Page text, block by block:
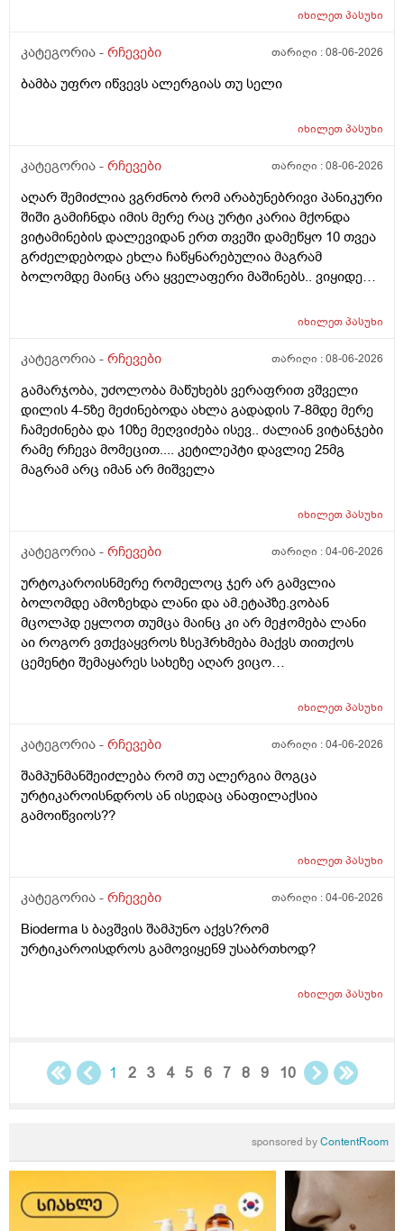
იხილეთპასუხი
კატეგორია - რჩევები თარიღი :08-06-2026
ბამბა უფრო იწვევს ალერგიას თუ სელი
იხილეთპასუხი
კატეგორია - რჩევები თარიღი :08-06-2026
აღარ შემიძლია ვგრძნობ რომ არაბუნებრივი პანიკური
შიში გამიჩნდა იმის მერე რაც ურტი კარია მქონდა
ვიტამინების დალევიდან ერთ თვეში დამეწყო 10 თვეა
გრძელდებოდა ეხლა ჩაწყნარებულია მაგრამ
ბოლომდე მაინც არა ყველაფერი მაშინებს.. ვიყიდე
არა.მაშონ ანაფილაქსია ხომ არ მექმება?
ცუდათ ვხდებინშოშოსგან მარტო მაშინებს ეს
ონტელექტოც ანაფილაქსიას ახსენებს სულ დამამე
როზა
იხილეთპასუხი
კატეგორია - რჩევები თარიღი :08-06-2026
გამარჯობა, უძოლობა მაწუხებს ვერაფრით ვშველი
დილის 4-5ზე მეძინებოდა ახლა გადადის 7-8მდე მერე
ჩამეძინება და 10ზე მეღვიძება ისევ.. ძალიან ვიტანჯები
რამე რჩევა მომეცით.... კეტილეპტი დავლიე 25მგ
მაგრამ არც იმან არ მიშველა
იხილეთპასუხი
კატეგორია - რჩევები თარიღი :04-06-2026
ურტოკაროისნმერე რომელოც ჯერ არ გამვლია
ბოლომდე ამოზეხდა ლანი და ამ.ეტაპზე.ვობან
მცოლპდ ეყლოთ თუმცა მაინც კი არ მეჭომება ლანი
აი როგორ ვთქვაყვროს ზსეჰრხმება მაქვს თითქოს
ცემენტი შემაყარეს სახეზე აღარ ვიცო
წვალებაშო..სულ ბავშობიდან დღემდე ალისა საპონს
2036წელს.ვეღარ ბხმღობ.მცპლპდნეყალოც კი ესეთ
დამატენოანებელო ვერ მშველოს.პოროს დაბანოს
მერე 4ჯერ ვისმევ პატარა პატარა შიალედებში
ბიბჩენის დამცავ გვირილოს კრემს პანთენოლოთ რომ
უკბე არადა ჭიჭყიანია ხომ არ ვივლი.ჯერ წულოთ
ტამზე არვარ ასე.წყლოთაც კი ჩიმი წვაც მაქ აქა ოქ
სახეზე წამოერად.ბუნჩენსაც ბავშობიდან ვხმარობ
იხილეთპასუხი
კატეგორია - რჩევები თარიღი :04-06-2026
შამპუნმანშეიძლება რომ თუ ალერგია მოგცა
ურტიკაროისნდროს ან ისედაც ანაფილაქსია
გამოიწვიოს??
იხილეთპასუხი
კატეგორია - რჩევები თარიღი :04-06-2026
Bioderma ს ბავშვის შამპუნო აქვს?რომ
ურტიკაროისდროს გამოვიყენ9 უსაბრთხოდ?
იხილეთპასუხი
1 2 3 4 5 6 7 8 9 10
sponsored byContentRoom